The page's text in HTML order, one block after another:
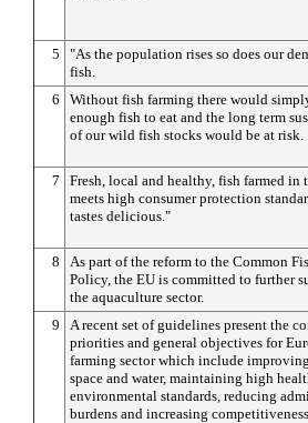
5
"As the population rises so does our
fish.
6
Without fish farming there would
enough fish to eat and the long term
of our wild fish stocks would be at risk.
7
Fresh, local and healthy, fish farmed in
meets high consumer protection
tastes delicious."
8
As part of the reform to the Common
Policy, the EU is committed to further
the aquaculture sector.
9
A recent set of guidelines present the
priorities and general objectives for
farming sector which include
space and water, maintaining high
environmental standards, reducing
burdens and increasing competitiveness.